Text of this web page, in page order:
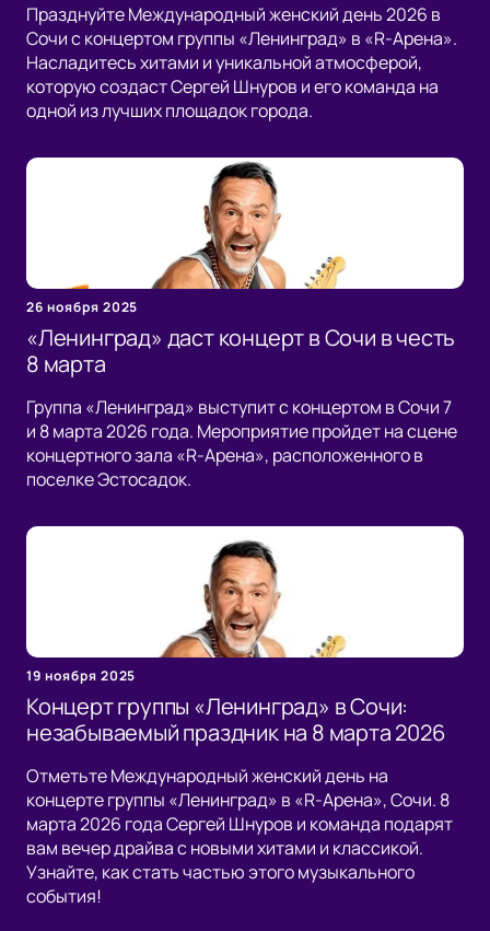
Празднуйте Международный женский день 2026 в
Сочи с концертом группы «Ленинград» в «R-Арена».
Насладитесь хитами и уникальной атмосферой,
которую создаст Сергей Шнуров и его команда на
одной из лучших площадок города.
26 ноября 2025
«Ленинград» даст концерт в Сочи в честь
8 марта
Группа «Ленинград» выступит с концертом в Сочи 7
и 8 марта 2026 года. Мероприятие пройдет на сцене
концертного зала «R-Арена», расположенного в
поселке Эстосадок.
19 ноября 2025
Концерт группы «Ленинград» в Сочи:
незабываемый праздник на 8 марта 2026
Отметьте Международный женский день на
концерте группы «Ленинград» в «R-Арена», Сочи. 8
марта 2026 года Сергей Шнуров и команда подарят
вам вечер драйва с новыми хитами и классикой.
Узнайте, как стать частью этого музыкального
события!